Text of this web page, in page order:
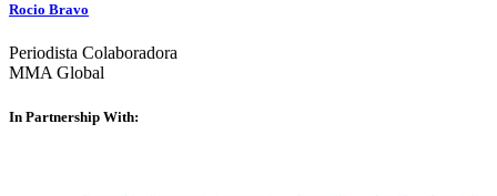
Rocio Bravo
Periodista Colaboradora
MMA Global
In Partnership With: